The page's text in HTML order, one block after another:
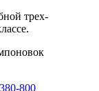
трех-
800